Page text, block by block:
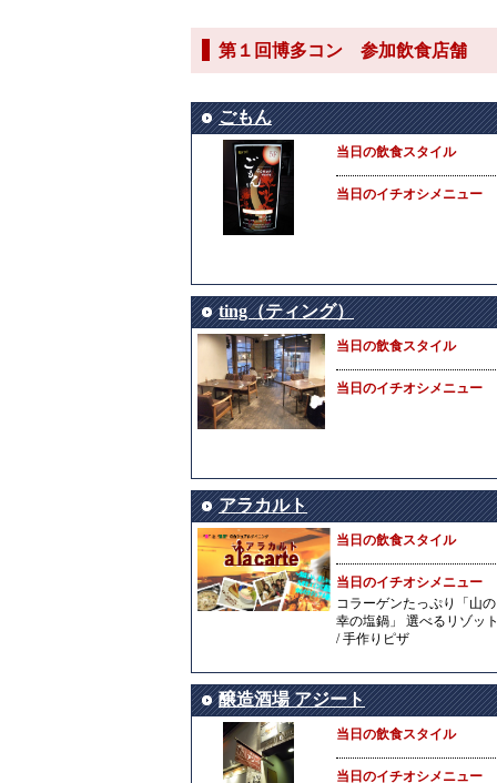
第１回博多コン 参加飲食店舗
ごもん
当日の飲食スタイル
当日のイチオシメニュー
ting（ティング）
当日の飲食スタイル
当日のイチオシメニュー
アラカルト
当日の飲食スタイル
当日のイチオシメニュー
コラーゲンたっぷり「山の
幸の塩鍋」 選べるリゾット
/ 手作りピザ
醸造酒場 アジート
当日の飲食スタイル
当日のイチオシメニュー